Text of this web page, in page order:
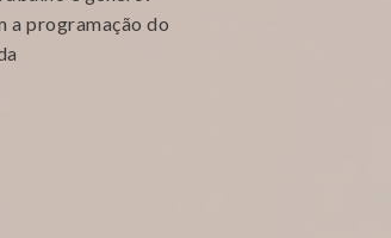
a programação do